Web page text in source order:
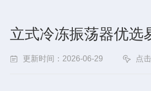
立式冷冻振荡器优选
更新时间：2026-06-29 点